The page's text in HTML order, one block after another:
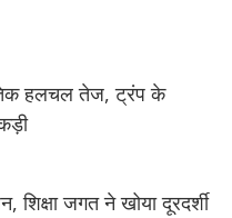
हलचल तेज, ट्रंप के
शिक्षा जगत ने खोया दूरदर्शी